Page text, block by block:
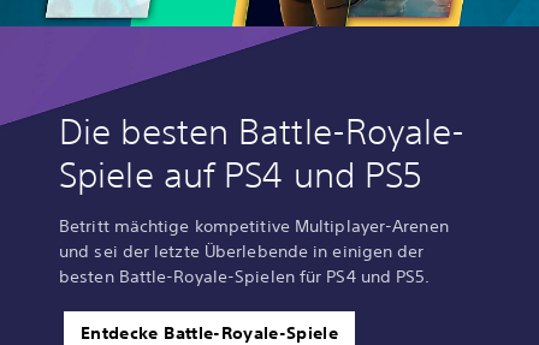
Die besten Battle-Royale-
Spiele auf PS4 und PS5
Betritt mächtige kompetitive Multiplayer-Arenen
und sei der letzte Überlebende in einigen der
besten Battle-Royale-Spielen für PS4 und PS5.
Entdecke Battle-Royale-Spiele